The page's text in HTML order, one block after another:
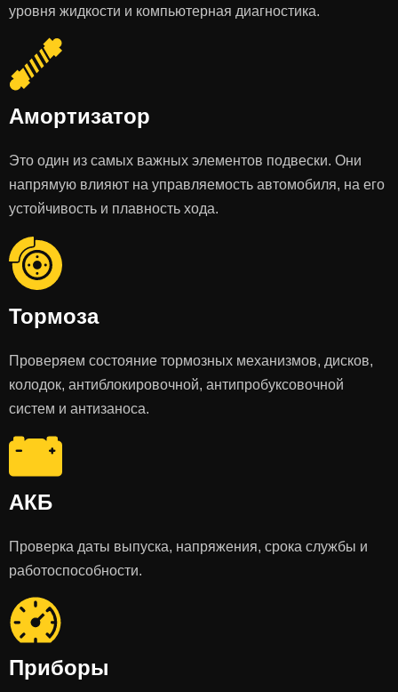
уровня жидкости и компьютерная диагностика.
Амортизатор
Это один из самых важных элементов подвески. Они
напрямую влияют на управляемость автомобиля, на его
устойчивость и плавность хода.
Тормоза
Проверяем состояние тормозных механизмов, дисков,
колодок, антиблокировочной, антипробуксовочной
систем и антизаноса.
АКБ
Проверка даты выпуска, напряжения, срока службы и
работоспособности.
Приборы